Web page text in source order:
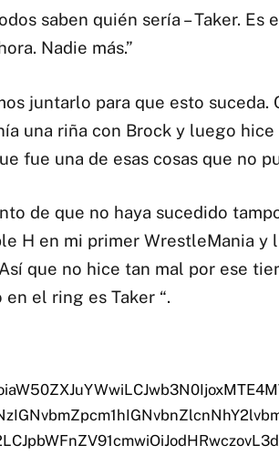
saben quién sería – Taker.
Nadie más.”
juntarlo para que esto suceda.
una riña con Brock y luego
fue una de esas cosas que no
de que no haya sucedido
H en mi primer WrestleMania y
que no hice tan mal por ese
el ring es Taker “.